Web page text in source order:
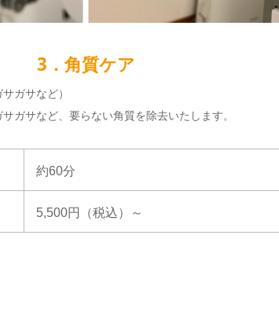
3．角質ケア
ガサなど）
ガサなど、要らない角質を除去いたします。
約60分
5,500円（税込）～